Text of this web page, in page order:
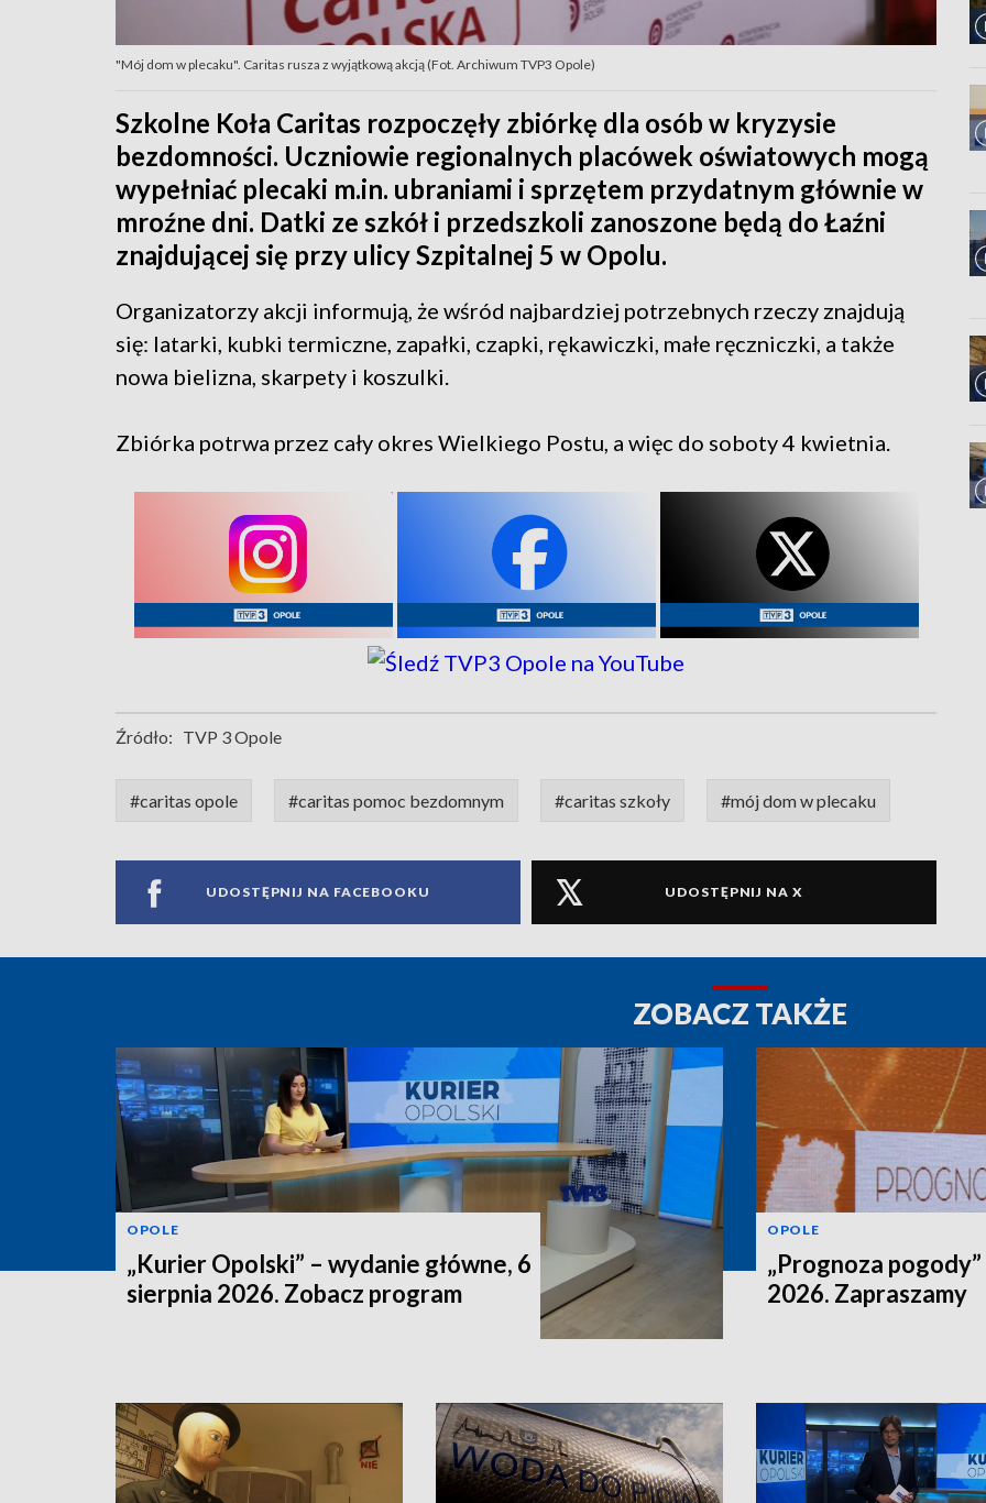
"Mój dom w plecaku". Caritas rusza z wyjątkową akcją (Fot. Archiwum TVP3 Opole)
Szkolne Koła Caritas rozpoczęły zbiórkę dla osób w kryzysie
bezdomności. Uczniowie regionalnych placówek oświatowych mogą
wypełniać plecaki m.in. ubraniami i sprzętem przydatnym głównie w
mroźne dni. Datki ze szkół i przedszkoli zanoszone będą do Łaźni
znajdującej się przy ulicy Szpitalnej 5 w Opolu.
Organizatorzy akcji informują, że wśród najbardziej potrzebnych rzeczy znajdują
się: latarki, kubki termiczne, zapałki, czapki, rękawiczki, małe ręczniczki, a także
nowa bielizna, skarpety i koszulki.
Zbiórka potrwa przez cały okres Wielkiego Postu, a więc do soboty 4 kwietnia.
Źródło: TVP 3 Opole
#caritas opole #caritas pomoc bezdomnym #caritas szkoły #mój dom w plecaku
UDOSTĘPNIJ NA FACEBOOKU UDOSTĘPNIJ NA X
ZOBACZ TAKŻE
OPOLE
„Kurier Opolski” – wydanie główne, 6
sierpnia 2026. Zobacz program
OPOLE
„Prognoza
2026. Zapraszamy